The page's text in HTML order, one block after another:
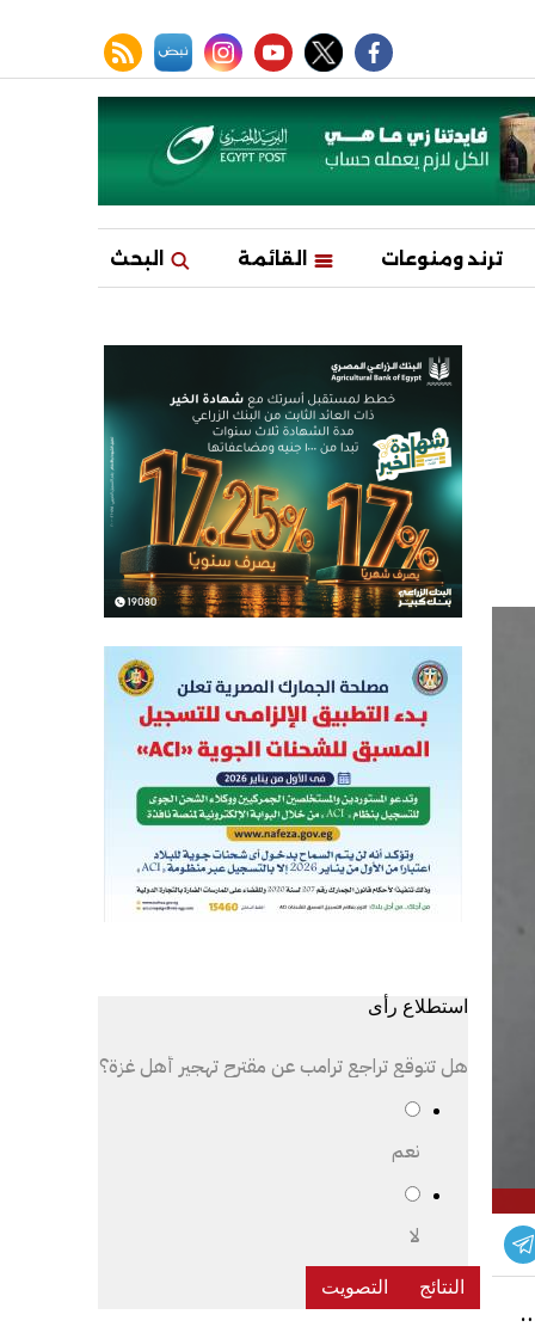
facebook
twitter
youtube
instagram
نبض rss feed
ترند ومنوعات القائمة البحث
استطلاع رأى
هل تتوقع تراجع ترامب عن مقترح تهجير أهل غزة؟
نعم
لا